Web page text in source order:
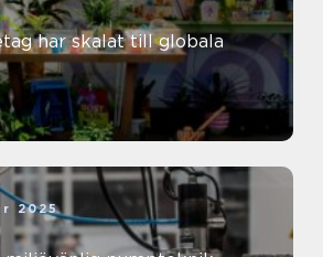
har skalat till globala
2025